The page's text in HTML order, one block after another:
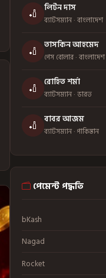
🏏 লিটন দাস
ব্যাটসম্যান · বাংলাদেশ
🏏 তাসকিন আহমেদ
পেস বোলার · বাংলাদেশ
🏏 রোহিত শর্মা
ব্যাটসম্যান · ভারত
🏏 বাবর আজম
ব্যাটসম্যান · পাকিস্তান
পেমেন্ট পদ্ধতি
bKash
Nagad
Rocket